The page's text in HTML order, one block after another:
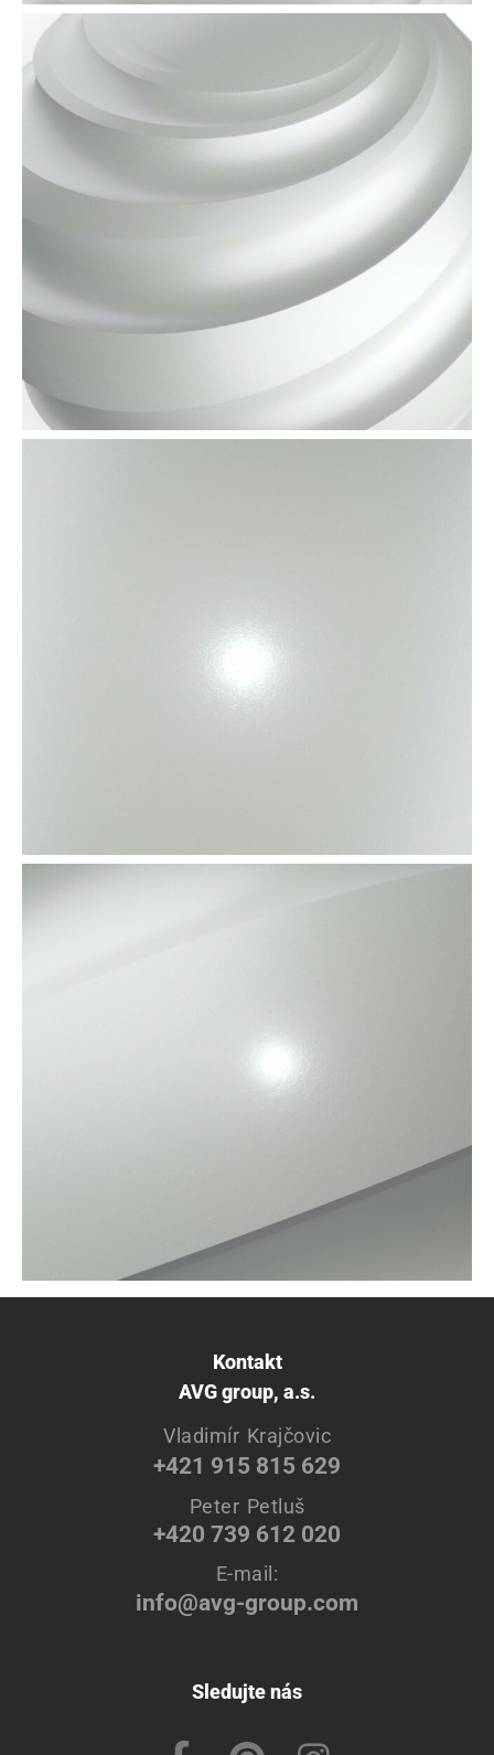
Kontakt
AVG group, a.s.
Vladimír Krajčovic
+421 915 815 629
Peter Petluš
+420 739 612 020
E-mail:
info@avg-group.com
Sledujte nás